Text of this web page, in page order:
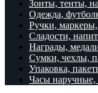
Зонты, тенты,
Одежда,
Ручки,
Сладости,
Награды,
Сумки, чехлы,
Упаковка,
Часы наручные,